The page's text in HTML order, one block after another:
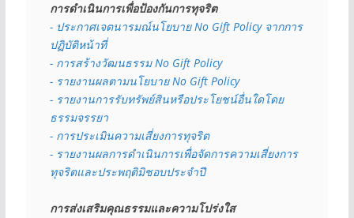
การดำเนินการเพื่อป้องกันการทุจริต
- ประกาศเจตนารมณ์นโยบาย No Gift Policy จากการ
ปฏิบัติหน้าที่
- การสร้างวัฒนธรรม No Gift Policy
- รายงานผลตามนโยบาย No Gift Policy
- รายงานการรับทรัพย์สินหรือประโยชน์อื่นใดโดย
ธรรมจรรยา
- การประเมินความเสี่ยงการทุจริต
- รายงานผลการดำเนินการเพื่อจัดการความเสี่ยงการ
ทุจริตและประพฤติมิชอบประจำปี
การส่งเสริมคุณธรรมและความโปร่งใส